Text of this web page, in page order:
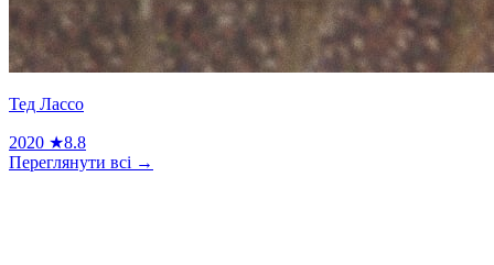
Тед Лассо
2020 ★8.8
Переглянути всі →